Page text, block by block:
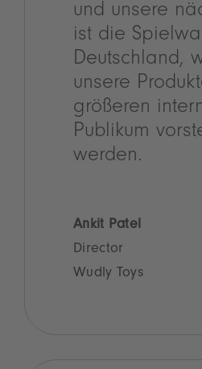
und unsere
ist die
Deutschland,
unsere
größeren
Publikum
werden.
Ankit Patel
Director
Wudly Toys